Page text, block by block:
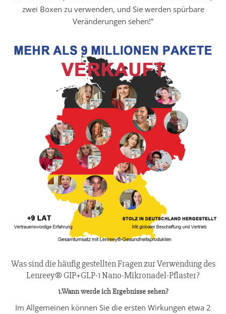
zwei Boxen zu verwenden, und Sie werden spürbare
Veränderungen sehen!”
Was sind die häufig gestellten Fragen zur Verwendung des
Lenreey® GIP+GLP-1 Nano-Mikronadel-Pflaster?
1.Wann werde ich Ergebnisse sehen?
Im Allgemeinen können Sie die ersten Wirkungen etwa 2